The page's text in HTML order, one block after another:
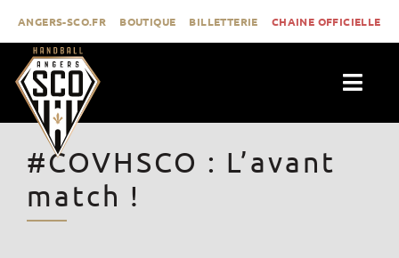
contenu
ANGERS-SCO.FR BOUTIQUE BILLETTERIE CHAINE OFFICIELLE
ACTUALITÉS
CLUB
PROLIGUE
#COVHSCO : L’avant
match !